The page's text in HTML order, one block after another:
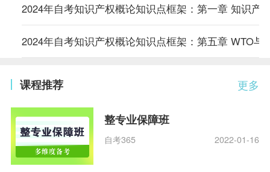
2024年自考知识产权概论知识点框架：第一章 知识产
2024年自考知识产权概论知识点框架：第五章 WTO与
更多
课程推荐
整专业保障班
自考365 2022-01-16